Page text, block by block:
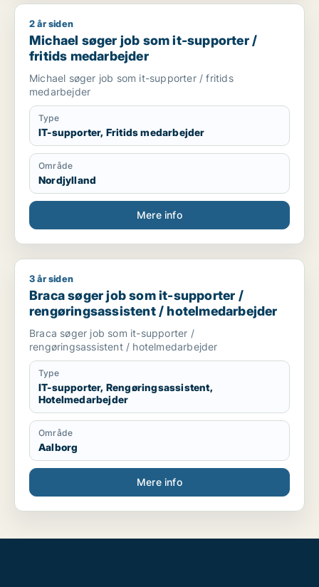
Michael søger job som it-supporter / fritids medarbejder
2 år siden
Michael søger job som it-supporter /
fritids medarbejder
Michael søger job som it-supporter / fritids
medarbejder
Type
IT-supporter, Fritids medarbejder
Område
Nordjylland
Mere info
Braca søger job som it-supporter / rengøringsassistent /
3 år siden
Braca søger job som it-supporter /
rengøringsassistent / hotelmedarbejder
Braca søger job som it-supporter /
rengøringsassistent / hotelmedarbejder
Type
IT-supporter, Rengøringsassistent,
Hotelmedarbejder
Område
Aalborg
Mere info